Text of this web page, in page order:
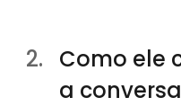
Como ele
a conversa